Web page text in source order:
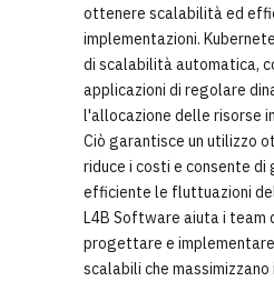
ottenere scalabilità ed
implementazioni.
di scalabilità automatica,
applicazioni di regolare
l'allocazione delle risorse
Ciò garantisce un utilizzo
riduce i costi e consente di
efficiente le fluttuazioni
L4B Software aiuta i team
progettare e
scalabili che